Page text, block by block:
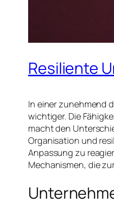
Resiliente
In einer zunehmend
wichtiger. Die
macht den
Organisation und
Anpassung zu
Mechanismen, die